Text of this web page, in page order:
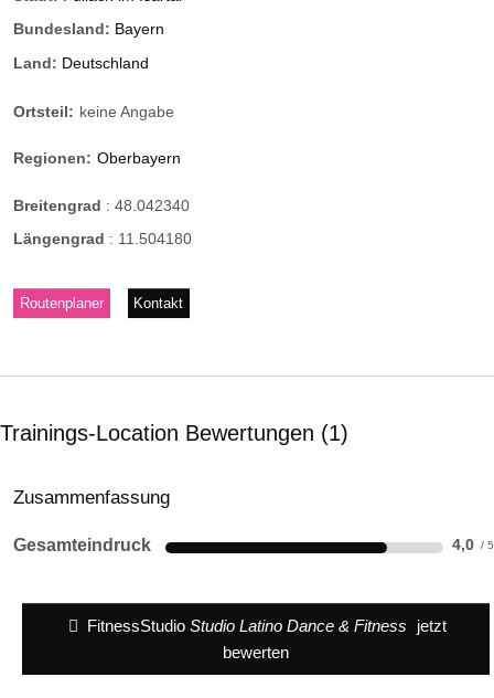
Bundesland: Bayern
Land: Deutschland
Ortsteil: keine Angabe
Regionen: Oberbayern
Breitengrad : 48.042340
Längengrad : 11.504180
Routenplaner Kontakt
Trainings-Location Bewertungen 1
Zusammenfassung
Gesamteindruck 4,0
FitnessStudioStudio Latino Dance & Fitness
jetzt
bewerten